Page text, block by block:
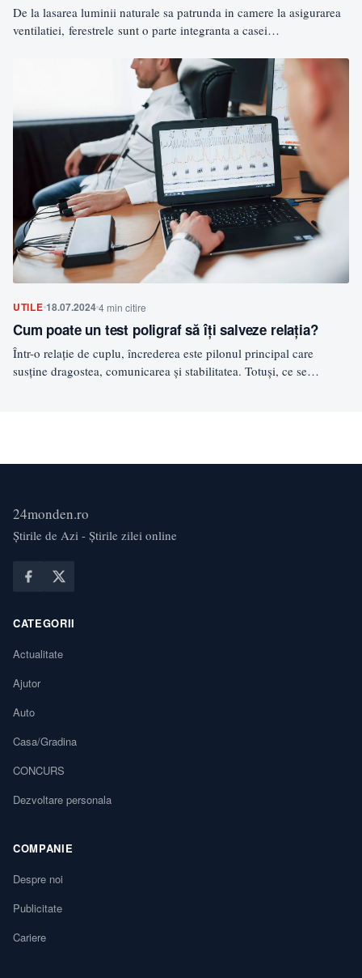
De la lasarea luminii naturale sa patrunda in camere la asigurarea
ventilatiei, ferestrele sunt o parte integranta a casei
UTILE 18.07.20244 min citire
Cum poate un test poligraf să îți salveze relația?
Într-o relație de cuplu, încrederea este pilonul principal care
susține dragostea, comunicarea și stabilitatea. Totuși, ce se
24monden.ro
Știrile de Azi - Știrile zilei online
CATEGORII
Actualitate
Ajutor
Auto
Casa/Gradina
CONCURS
Dezvoltare personala
COMPANIE
Despre noi
Publicitate
Cariere